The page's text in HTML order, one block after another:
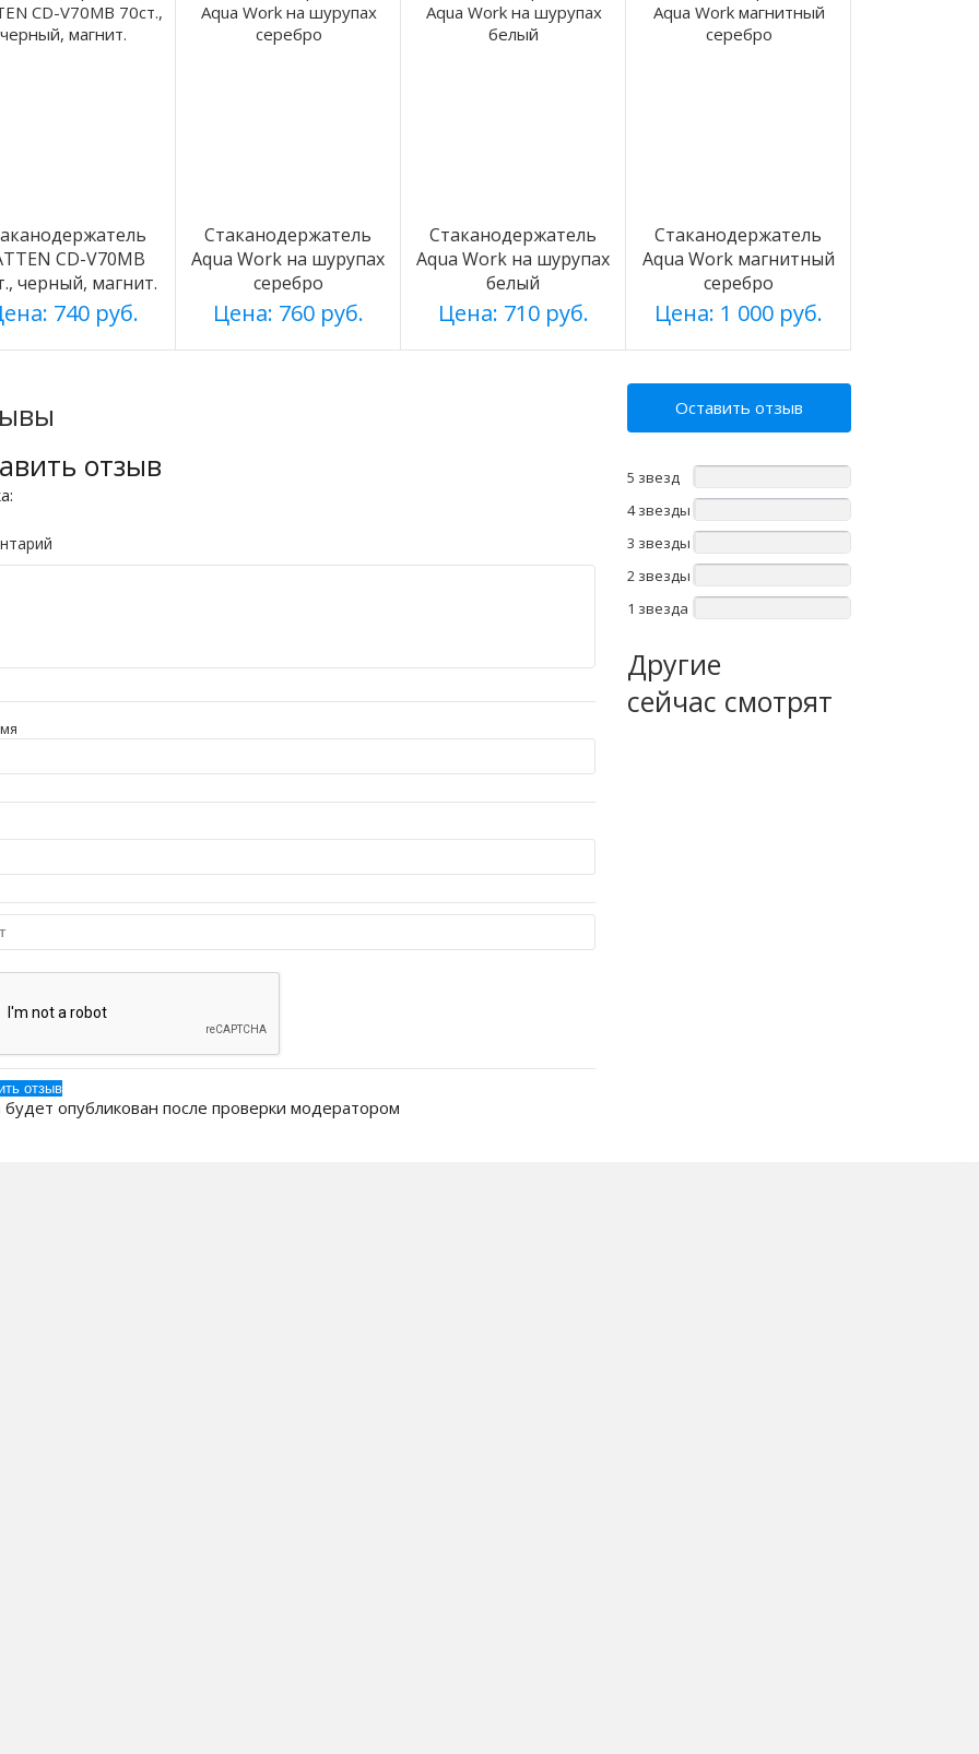
CD-V70MB
черный, магнит.
740 руб.
Стаканодержатель
Aqua Work на шурупах
серебро
Цена: 760 руб.
Стаканодержатель
Aqua Work на шурупах
белый
Цена: 710 руб.
Стаканодержатель
Aqua Work магнитный
серебро
Цена: 1 000 руб.
отзыв
опубликован после проверки модератором
Оставить отзыв
5 звезд
4 звезды
3 звезды
2 звезды
1 звезда
Другие
сейчас смотрят